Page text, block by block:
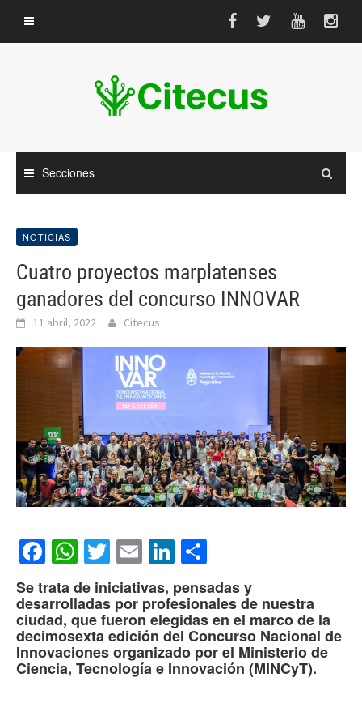
contenido
Secciones
NOTICIAS
Cuatro proyectos marplatenses
ganadores del concurso INNOVAR
11 abril, 2022 Citecus
Facebook
WhatsApp
Twitter
EmailLinkedIn
Se trata de iniciativas, pensadas y
desarrolladas por profesionales de nuestra
ciudad, que fueron elegidas en el marco de la
decimosexta edición del Concurso Nacional de
Innovaciones organizado por el Ministerio de
Ciencia, Tecnología e Innovación (MINCyT).